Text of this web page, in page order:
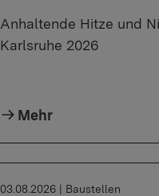
Anhaltende Hitze und
Karlsruhe 2026
Mehr
03.08.2026 | Baustellen